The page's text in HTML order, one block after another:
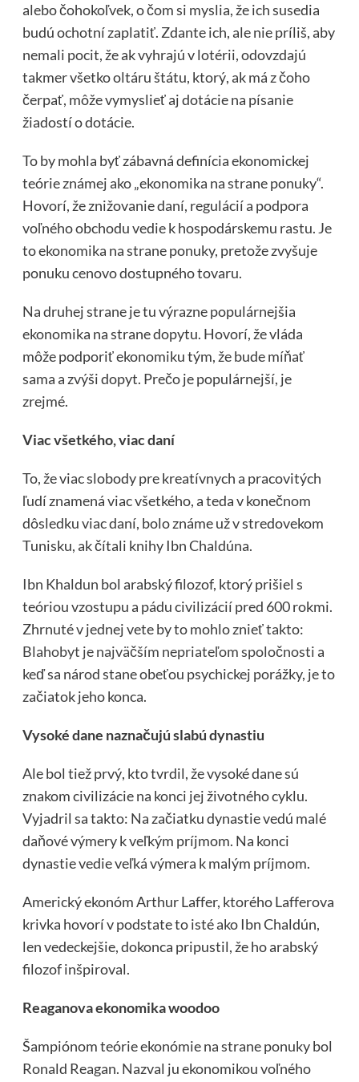
alebo čohokoľvek, o čom si myslia, že ich susedia
budú ochotní zaplatiť. Zdante ich, ale nie príliš, aby
nemali pocit, že ak vyhrajú v lotérii, odovzdajú
takmer všetko oltáru štátu, ktorý, ak má z čoho
čerpať, môže vymyslieť aj dotácie na písanie
žiadostí o dotácie.
To by mohla byť zábavná definícia ekonomickej
teórie známej ako „ekonomika na strane ponuky“.
Hovorí, že znižovanie daní, regulácií a podpora
voľného obchodu vedie k hospodárskemu rastu. Je
to ekonomika na strane ponuky, pretože zvyšuje
ponuku cenovo dostupného tovaru.
Na druhej strane je tu výrazne populárnejšia
ekonomika na strane dopytu. Hovorí, že vláda
môže podporiť ekonomiku tým, že bude míňať
sama a zvýši dopyt. Prečo je populárnejší, je
zrejmé.
Viac všetkého, viac daní
To, že viac slobody pre kreatívnych a pracovitých
ľudí znamená viac všetkého, a teda v konečnom
dôsledku viac daní, bolo známe už v stredovekom
Tunisku, ak čítali knihy Ibn Chaldúna.
Ibn Khaldun bol arabský filozof, ktorý prišiel s
teóriou vzostupu a pádu civilizácií pred 600 rokmi.
Zhrnuté v jednej vete by to mohlo znieť takto:
Blahobyt je najväčším nepriateľom spoločnostia
keď sa národ stane obeťou psychickej porážky, je to
začiatok jeho konca.
Vysoké dane naznačujú slabú dynastiu
Ale bol tiež prvý, kto tvrdil, že vysoké dane sú
znakom civilizácie na konci jej životného cyklu.
Vyjadril sa takto: Na začiatku dynastie vedú malé
daňové výmery k veľkým príjmom. Na konci
dynastie vedie veľká výmera k malým príjmom.
Americký ekonóm Arthur Laffer, ktorého Lafferova
krivka hovorí v podstate to isté ako Ibn Chaldún,
len vedeckejšie, dokonca pripustil, že ho arabský
filozof inšpiroval.
Reaganova ekonomika woodoo
Šampiónom teórie ekonómie na strane ponuky bol
Ronald Reagan. Nazval ju ekonomikou voľného